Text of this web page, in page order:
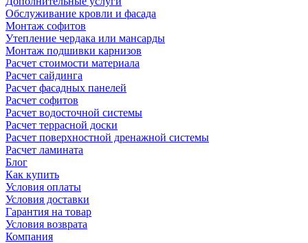
Обслуживание кровли и фасада
Монтаж софитов
Утепление чердака или мансарды
Монтаж подшивки карнизов
Расчет стоимости материала
Расчет сайдинга
Расчет фасадных панелей
Расчет софитов
Расчет водосточной системы
Расчет террасной доски
Расчет поверхностной дренажной системы
Расчет ламината
Блог
Как купить
Условия оплаты
Условия доставки
Гарантия на товар
Условия возврата
Компания